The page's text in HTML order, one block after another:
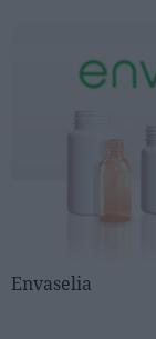
Envaselia